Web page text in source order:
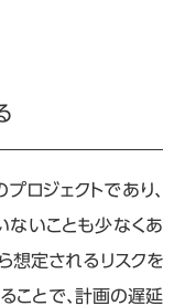
ロジェクトであり、
ないことも少なくあ
想定されるリスクを
ことで、計画の遅延